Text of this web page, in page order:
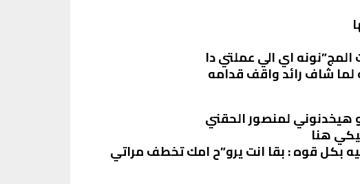
اي الي عملتي دا
لما شاف رائد واقف قدامه
لمنصور الحقني
هنا
قوه : بقا انت يرو”ح امك تخطف مراتي